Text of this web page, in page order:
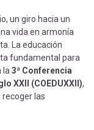
un giro hacia un
vida en armonía
La educación
fundamental para
la 3ª Conferencia
XXII (COEDUXXII),
las